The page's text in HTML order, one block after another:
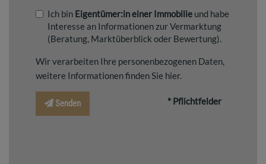
Ich bin Eigentümer:in einer Immobilie und habe
Interesse an Informationen zur Vermarktung
(Beratung, Marktüberblick oder Bewertung).
Wir verarbeiten Ihre personenbezogenen Daten,
weitere Informationen finden Sie hier.
Senden * Pflichtfelder